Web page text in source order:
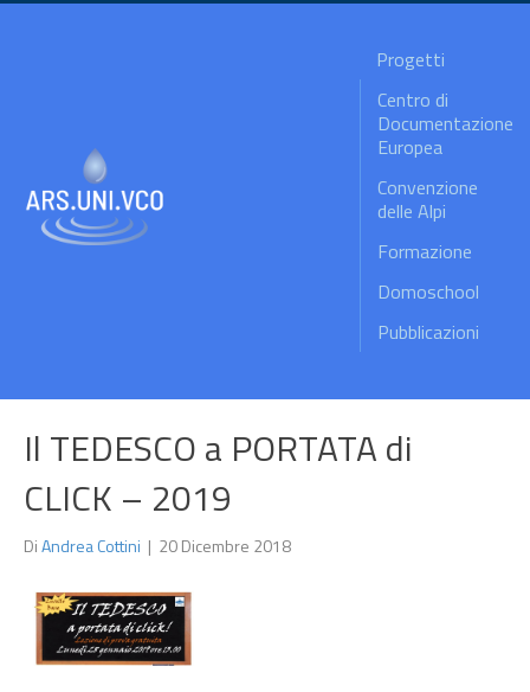
Progetti
Centro di
Documentazione
Europea
Convenzione
delle Alpi
Formazione
Domoschool
Pubblicazioni
Il TEDESCO a PORTATA di
CLICK – 2019
DiAndrea Cottini | 20 Dicembre 2018